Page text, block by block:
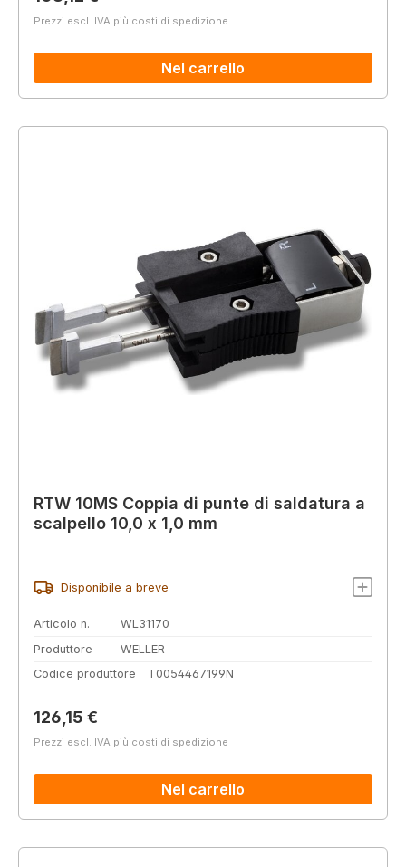
Prezzi escl. IVA più costi di spedizione
Nel carrello
RTW 10MS Coppia di punte di saldatura a
scalpello 10,0 x 1,0 mm
Disponibile a breve
Articolo n.
WL31170
Produttore
WELLER
Codice produttore
T0054467199N
Prezzo normale:
126,15 €
Prezzi escl. IVA più costi di spedizione
Nel carrello